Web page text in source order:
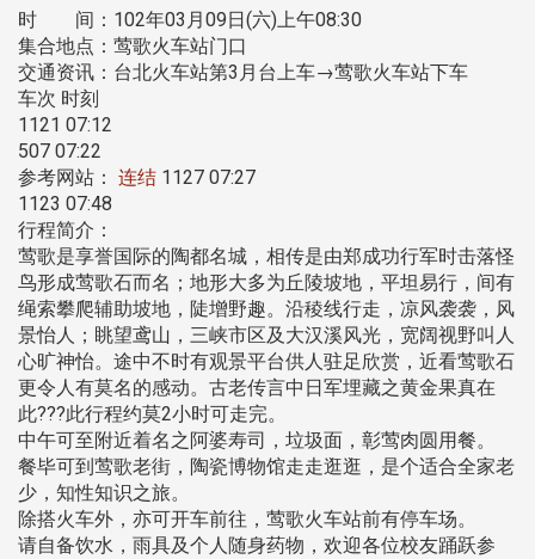
时 间：102年03月09日(六)上午08:30
集合地点：莺歌火车站门口
交通资讯：台北火车站第3月台上车→莺歌火车站下车
车次 时刻
1121 07:12
507 07:22
参考网站： 连结 1127 07:27
1123 07:48
行程简介：
莺歌是享誉国际的陶都名城，相传是由郑成功行军时击落怪
鸟形成莺歌石而名；地形大多为丘陵坡地，平坦易行，间有
绳索攀爬辅助坡地，陡增野趣。沿稜线行走，凉风袭袭，风
景怡人；眺望鸢山，三峡市区及大汉溪风光，宽阔视野叫人
心旷神怡。途中不时有观景平台供人驻足欣赏，近看莺歌石
更令人有莫名的感动。古老传言中日军埋藏之黄金果真在
此???此行程约莫2小时可走完。
中午可至附近着名之阿婆寿司，垃圾面，彰莺肉圆用餐。
餐毕可到莺歌老街，陶瓷博物馆走走逛逛，是个适合全家老
少，知性知识之旅。
除搭火车外，亦可开车前往，莺歌火车站前有停车场。
请自备饮水，雨具及个人随身药物，欢迎各位校友踊跃参